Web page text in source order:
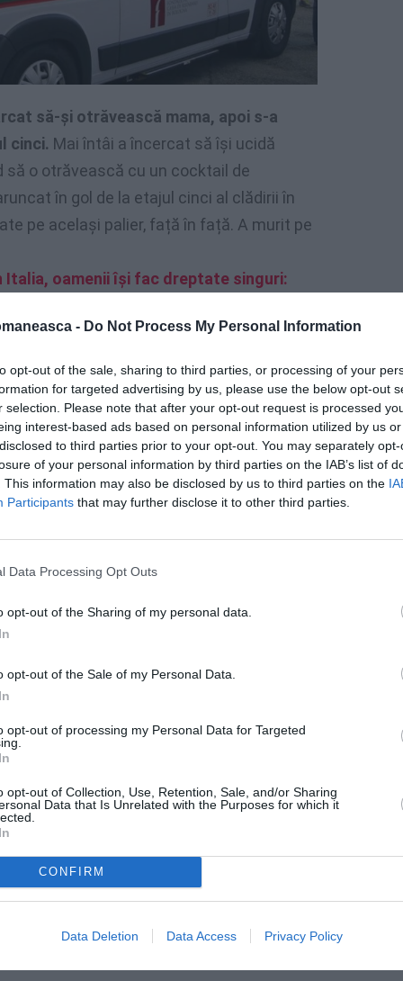
- Do Not Process My Personal Information
opt-out of the sale, sharing to third parties, or processing of your
for targeted advertising by us, please use the below opt-out
selection. Please note that after your opt-out request is processed
interest-based ads based on personal information utilized by us
to third parties prior to your opt-out. You may separately
of your personal information by third parties on the IAB’s list of
This information may also be disclosed by us to third parties on the
Participants that may further disclose it to other third parties.
Data Processing Opt Outs
opt-out of the Sharing of my personal data.
opt-out of the Sale of my Personal Data.
opt-out of processing my Personal Data for Targeted
opt-out of Collection, Use, Retention, Sale, and/or Sharing
Data that Is Unrelated with the Purposes for which it
CONFIRM
Data Deletion Data Access Privacy Policy
să-și otrăvească mama, apoi s-a
cinci. Mai întâi a încercat să își ucidă
să o otrăvească cu un cocktail de
în gol de la etajul cinci al clădirii în
pe același palier, față în față. A murit pe
oamenii își fac dreptate singuri:
furioasă
mama, apoi s-a
Corticella, în apropiere de Hipodromul
de la stațiile din apropiere – Navile și
alertați de vecinii celor două femei.
tocmai fiica bătrânei de 86 de ani, care
cu solul: la sosirea paramedicilor,
ea decât să declare decesul. Pe de altă
la domiciliu de către poliție,
ei italian. „Alina a fost sugrumată în